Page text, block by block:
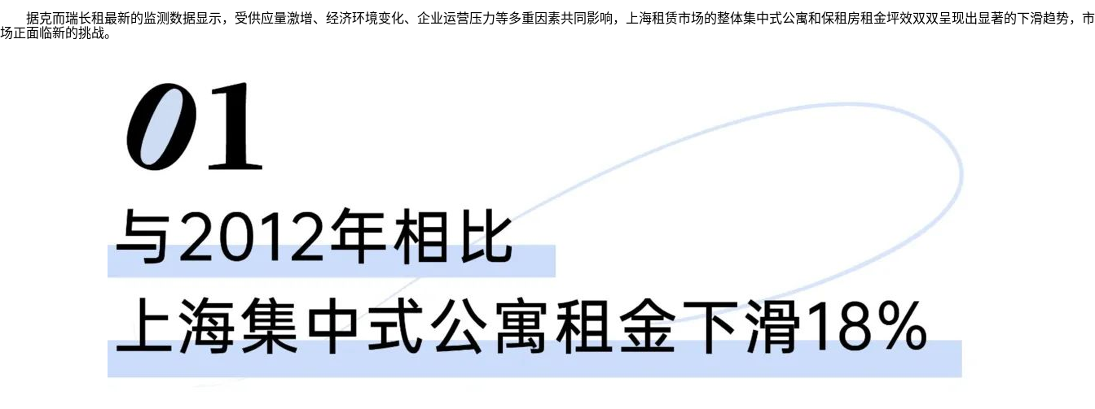
据克而瑞长租最新的监测数据显示，受供应量激增、经济环境变化、企业运营压力等多重因素共同影响，上海租赁市场的整体集中式公寓和保租房租金坪效双双呈现出显著的下滑趋势，市
场正面临新的挑战。